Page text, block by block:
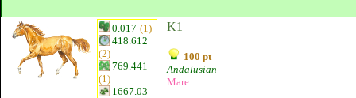
0.017 (1)
418.612
(2)
769.441
(1)
1667.03
K1
100 pt
Andalusian
Mare